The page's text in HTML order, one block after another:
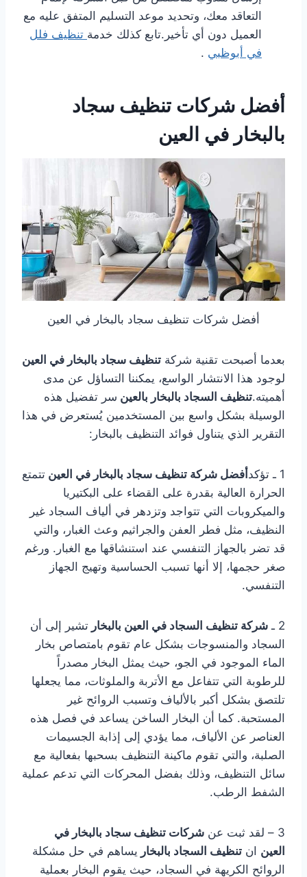
التعاقد معك، وتحديد موعد التسليم المتفق عليه مع
العميل دون أي تأخير.تابع كذلك خدمة تنظيف فلل
في أبوظبي .
أفضل شركات تنظيف سجاد
بالبخار في العين
أفضل شركات تنظيف سجاد بالبخار في العين
بعدما أصبحت تقنية شركة تنظيف سجاد بالبخار في العين
لوجود هذا الانتشار الواسع، يمكننا التساؤل عن مدى
أهميته.تنظيف السجاد بالبخار بالعين سر تفضيل هذه
الوسيلة بشكل واسع بين المستخدمين يُستعرض في هذا
التقرير الذي يتناول فوائد التنظيف بالبخار:
1 ـ تؤكد أفضل شركة تنظيف سجاد بالبخار في العين تتمتع
الحرارة العالية بقدرة على القضاء على البكتيريا
والميكروبات التي تتواجد وتزدهر في ألياف السجاد غير
النظيف، مثل فطر العفن والجراثيم وعث الغبار، والتي
قد تضر بالجهاز التنفسي عند استنشاقها مع الغبار. ورغم
صغر حجمها، إلا أنها تسبب الحساسية وتهيج الجهاز
التنفسي.
2 ـ شركة تنظيف السجاد في العين بالبخار تشير إلى أن
السجاد والمنسوجات بشكل عام تقوم بامتصاص بخار
الماء الموجود في الجو، حيث يمثل البخار مصدراً
للرطوبة التي تتفاعل مع الأتربة والملوثات، مما يجعلها
تلتصق بشكل أكبر بالألياف وتسبب الروائح غير
المستحبة. كما أن البخار الساخن يساعد في فصل هذه
العناصر عن الألياف، مما يؤدي إلى إذابة الجسيمات
الصلبة، والتي تقوم ماكينة التنظيف بسحبها بفعالية مع
سائل التنظيف، وذلك بفضل المحركات التي تدعم عملية
الشفط الرطب.
3 – لقد ثبت عن
شركات تنظيف سجاد بالبخار في
العين ان تنظيف السجاد بالبخار يساهم في حل مشكلة
الروائح الكريهة في السجاد، حيث يقوم البخار بعملية